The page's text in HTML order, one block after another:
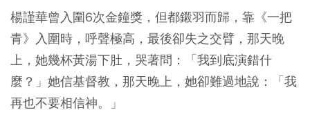
楊謹華曾入圍6次金鐘獎，但都鎩羽而歸，靠《一把
青》入圍時，呼聲極高，最後卻失之交臂，那天晚
上，她幾杯黃湯下肚，哭著問：「我到底演錯什
麼？」她信基督教，那天晚上，她卻難過地說：「我
再也不要相信神。」